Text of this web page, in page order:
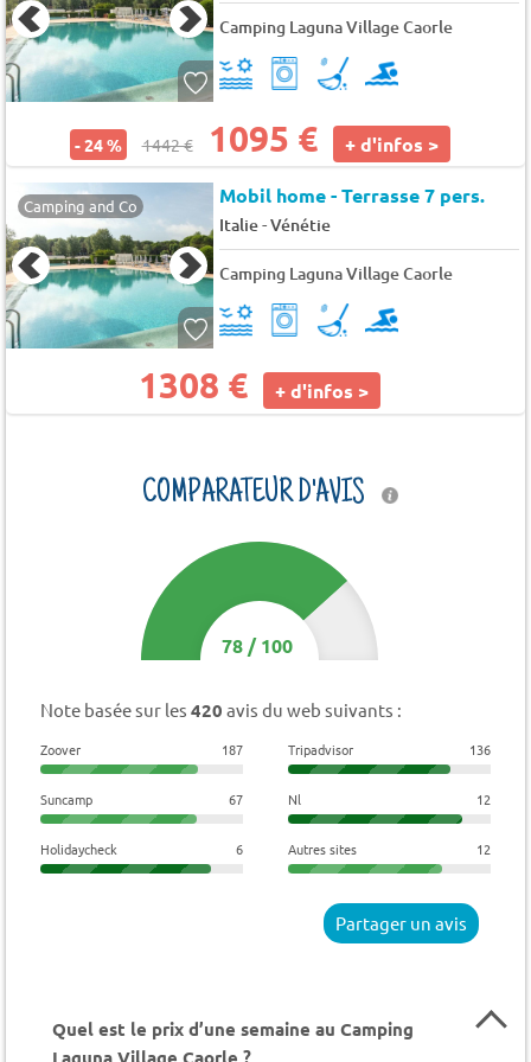
Camping Laguna Village Caorle
- 24 % 1442 € 1095 € + d'infos >
Camping and Co Mobil home - Terrasse 7 pers.
Italie-Vénétie
Camping Laguna Village Caorle
1308 € + d'infos >
COMPARATEUR D'AVIS
78/100
Note basée sur les 420 avis du web suivants :
Zoover 187 Tripadvisor 136
Suncamp 67 Nl 12
Holidaycheck 6 Autres sites 12
Partager un avis
Quel est le prix d’une semaine au Camping
Laguna Village Caorle ?